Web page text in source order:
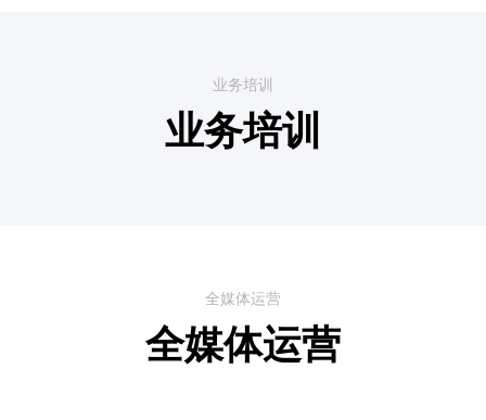
业务培训
业务培训
全媒体运营
全媒体运营